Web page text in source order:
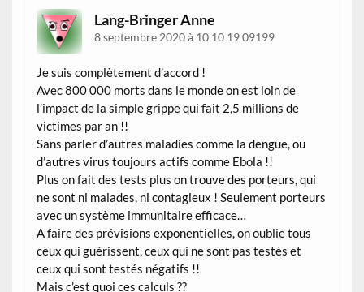
Lang-Bringer Anne
8 septembre 2020 à 10 10 19 09199
Je suis complètement d’accord !
Avec 800 000 morts dans le monde on est loin de
l’impact de la simple grippe qui fait 2,5 millions de
victimes par an !!
Sans parler d’autres maladies comme la dengue, ou
d’autres virus toujours actifs comme Ebola !!
Plus on fait des tests plus on trouve des porteurs, qui
ne sont ni malades, ni contagieux ! Seulement porteurs
avec un système immunitaire efficace…
A faire des prévisions exponentielles, on oublie tous
ceux qui guérissent, ceux qui ne sont pas testés et
ceux qui sont testés négatifs !!
Mais c’est quoi ces calculs ??